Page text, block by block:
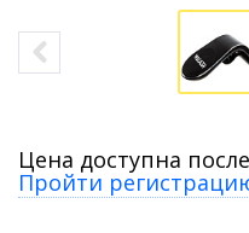
Цена доступна
Пройти